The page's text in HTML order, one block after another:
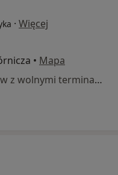
· Więcej
• Mapa
Brak dostępnych specjalistów z wolnymi terminami w tym centrum medycznym.